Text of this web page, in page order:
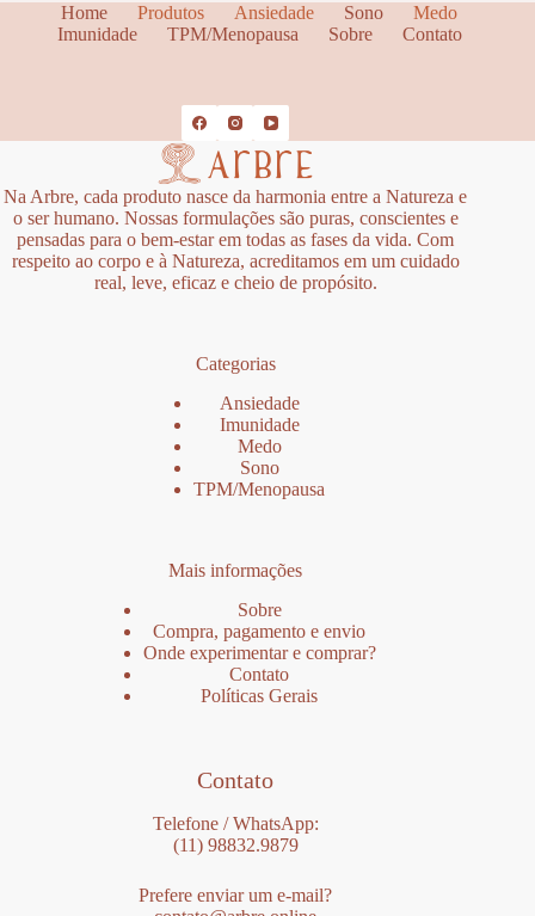
Home Produtos Ansiedade Sono
Medo
Imunidade
TPM/Menopausa Sobre Contato
Na Arbre, cada produto nasce da harmonia entre a Natureza e
o ser humano. Nossas formulações são puras, conscientes e
pensadas para o bem-estar em todas as fases da vida. Com
respeito ao corpo e à Natureza, acreditamos em um cuidado
real, leve, eficaz e cheio de propósito.
Categorias
Ansiedade
Imunidade
Medo
Sono
TPM/Menopausa
Mais informações
Sobre
Compra, pagamento e envio
Onde experimentar e comprar?
Contato
Políticas Gerais
Contato
Telefone / WhatsApp:
(11) 98832.9879
Prefere enviar um e-mail?